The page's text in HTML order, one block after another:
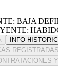
BAJA
INFO
REGISTRADAS